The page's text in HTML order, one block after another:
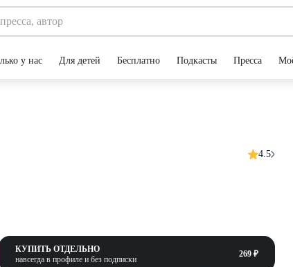
у нас Для детей Бесплатно Подкасты Пресса
4.5
КУПИТЬ ОТДЕЛЬНО
навсегда в профиле и без подписки
269 ₽